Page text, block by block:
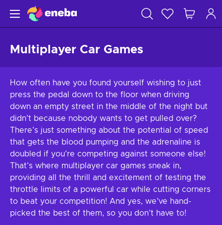
Multiplayer Car Games
How often have you found yourself wishing to just
press the pedal down to the floor when driving
down an empty street in the middle of the night but
didn’t because nobody wants to get pulled over?
There’s just something about the potential of speed
that gets the blood pumping and the adrenaline is
doubled if you’re competing against someone else!
That’s where multiplayer car games sneak in,
providing all the thrill and excitement of testing the
throttle limits of a powerful car while cutting corners
to beat your competition! And yes, we’ve hand-
picked the best of them, so you don’t have to!